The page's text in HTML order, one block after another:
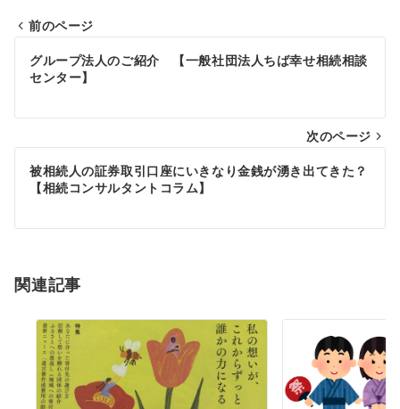
稿
ビ
ゲ
シ
ン
前のページ
グループ法人のご紹介 【一般社団法人ちば幸せ相続相談
センター】
次のページ
被相続人の証券取引口座にいきなり金銭が湧き出てきた？
【相続コンサルタントコラム】
関連記事